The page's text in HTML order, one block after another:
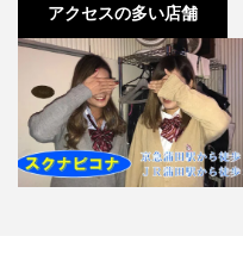
アクセスの多い店舗